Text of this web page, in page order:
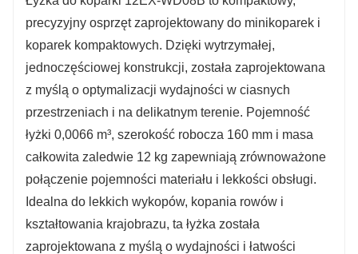
precyzyjny osprzęt zaprojektowany do minikoparek i
koparek kompaktowych. Dzięki wytrzymałej,
jednoczęściowej konstrukcji, została zaprojektowana
z myślą o optymalizacji wydajności w ciasnych
przestrzeniach i na delikatnym terenie. Pojemność
łyżki 0,0066 m³, szerokość robocza 160 mm i masa
całkowita zaledwie 12 kg zapewniają zrównoważone
połączenie pojemności materiału i lekkości obsługi.
Idealna do lekkich wykopów, kopania rowów i
kształtowania krajobrazu, ta łyżka została
zaprojektowana z myślą o wydajności i łatwości